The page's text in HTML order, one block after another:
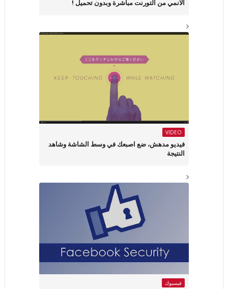
الانمي من التورنت مباشرة وبدون تحميل !
VIDEO
فيديو مدهش، ضع اصبعك في وسط الشاشة وشاهد
النتيجة
فيسبوك